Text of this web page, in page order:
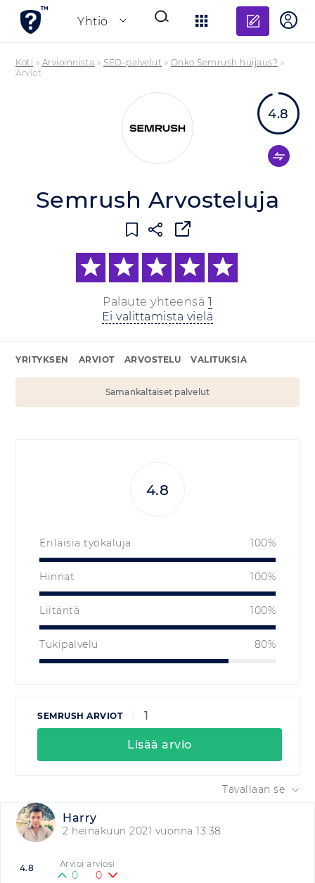
Yhtiö
Lisää
Koti » Arvioinnista » SEO-palvelut » Onko Semrush huijaus? »
Arviot
Semrush Arvosteluja
Palaute yhteensä 1
Ei valittamista vielä
4.8
YRITYKSEN ARVIOT ARVOSTELU VALITUKSIA
Samankaltaiset palvelut
Erilaisia työkaluja 100%
Hinnat 100%
Liitäntä 100%
Tukipalvelu 80%
4.8
SEMRUSH ARVIOT 1
Lisää arvio
Tavallaan se
Harry
2 heinäkuun 2021 vuonna 13:38
4.8 Arvioi arviosi
0 0